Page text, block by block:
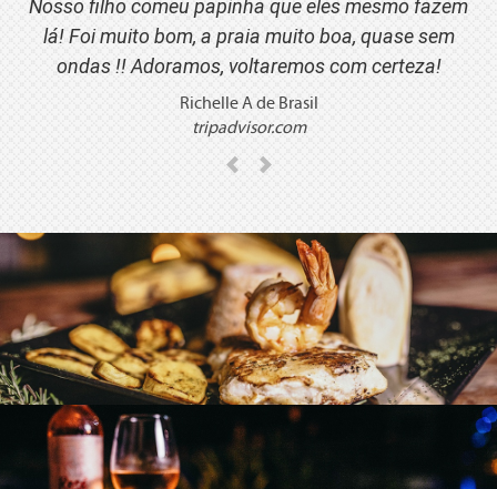
Nosso filho comeu papinha que eles mesmo fazem
lá! Foi muito bom, a praia muito boa, quase sem
ondas !!Adoramos, voltaremos com certeza!
Richelle A de Brasil
tripadvisor.com
Previous